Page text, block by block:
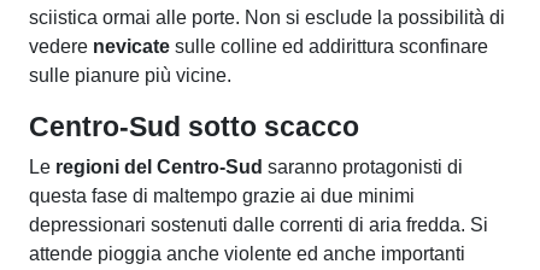
sciistica ormai alle porte. Non si esclude la possibilità di
vedere nevicate sulle colline ed addirittura sconfinare
sulle pianure più vicine.
Centro-Sud sotto scacco
Le regioni del Centro-Sud saranno protagonisti di
questa fase di maltempo grazie ai due minimi
depressionari sostenuti dalle correnti di aria fredda. Si
attende pioggia anche violente ed anche importanti